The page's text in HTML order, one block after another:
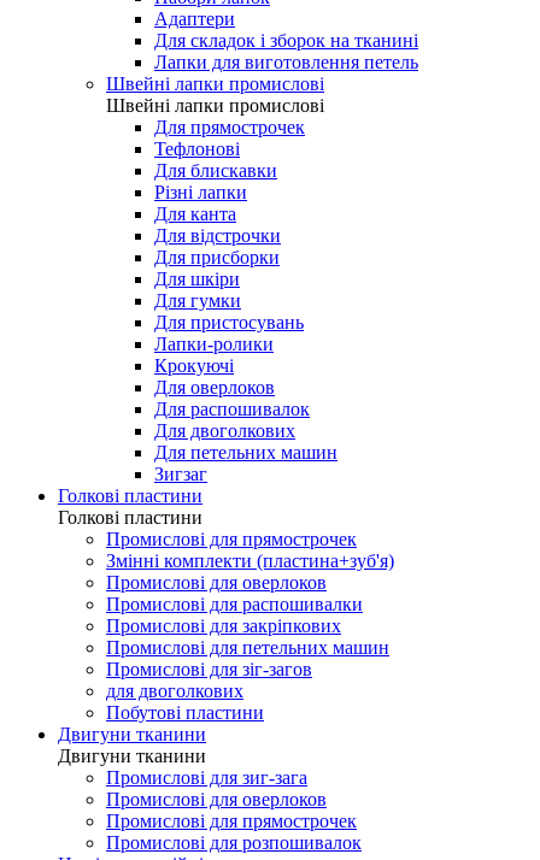
Адаптери
Для складок і зборок на тканині
Лапки для виготовлення петель
Швейні лапки промислові
Швейні лапки промислові
Для прямострочек
Тефлонові
Для блискавки
Різні лапки
Для канта
Для відстрочки
Для присборки
Для шкіри
Для гумки
Для пристосувань
Лапки-ролики
Крокуючі
Для оверлоков
Для распошивалок
Для двоголкових
Для петельних машин
Зигзаг
Голкові пластини
Голкові пластини
Промислові для прямострочек
Змінні комплекти (пластина+зуб'я)
Промислові для оверлоков
Промислові для распошивалки
Промислові для закріпкових
Промислові для петельних машин
Промислові для зіг-загов
для двоголкових
Побутові пластини
Двигуни тканини
Двигуни тканини
Промислові для зиг-зага
Промислові для оверлоков
Промислові для прямострочек
Промислові для розпошивалок